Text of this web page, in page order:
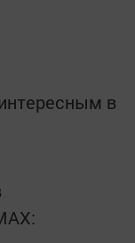
в